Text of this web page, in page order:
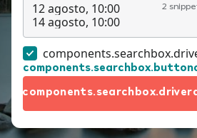
12 agosto, 10:00
14 agosto, 10:00
2